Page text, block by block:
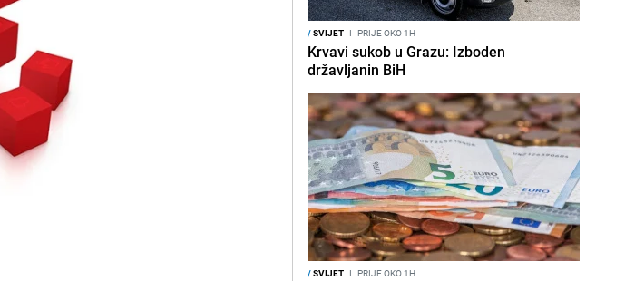
/SVIJET I PRIJE OKO 1H
Krvavi sukob u Grazu: Izboden
državljanin BiH
/SVIJET I PRIJE OKO 1H